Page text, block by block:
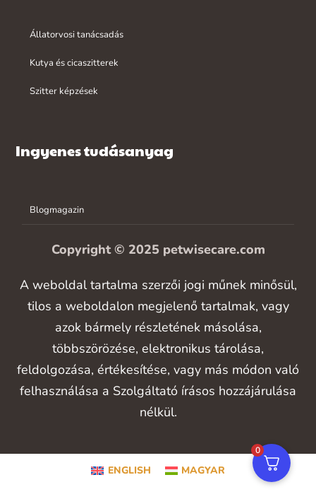
Állatorvosi tanácsadás
Kutya és cicaszitterek
Szitter képzések
Ingyenes tudásanyag
Blogmagazin
Copyright © 2025 petwisecare.com
A weboldal tartalma szerzői jogi műnek minősül,
tilos a weboldalon megjelenő tartalmak, vagy
azok bármely részletének másolása,
többszörözése, elektronikus tárolása,
feldolgozása, értékesítése, vagy más módon való
felhasználása a Szolgáltató írásos hozzájárulása
nélkül.
ENGLISH MAGYAR
0